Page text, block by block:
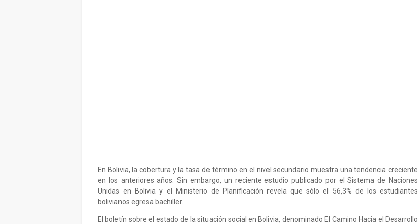
En Bolivia, la cobertura y la tasa de término en el nivel secundario muestra una tendencia creciente
en los anteriores años. Sin embargo, un reciente estudio publicado por el Sistema de Naciones
Unidas en Bolivia y el Ministerio de Planificación revela que sólo el 56,3% de los estudiantes
bolivianos egresa bachiller.
El boletín sobre el estado de la situación social en Bolivia, denominado El Camino Hacia el Desarrollo